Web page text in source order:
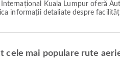
informații detaliate despre
cele mai populare rute